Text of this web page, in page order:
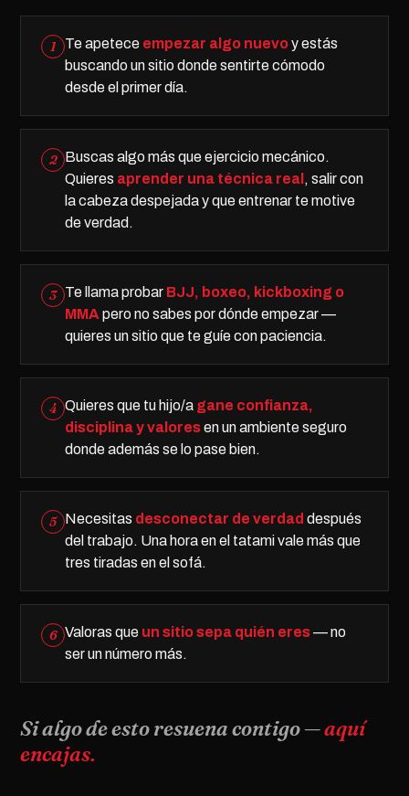
1 Te apetece empezar algo nuevoy estás
buscando un sitio donde sentirte cómodo
desde el primer día.
2 Buscas algo más que ejercicio mecánico.
Quieres aprender una técnica real , salir con
la cabeza despejada y que entrenar te motive
de verdad.
3 Te llama probar BJJ, boxeo, kickboxing o
MMA pero no sabes por dónde empezar —
quieres un sitio que te guíe con paciencia.
4 Quieres que tu hijo/a gane confianza,
disciplina y valoresen un ambiente seguro
donde además se lo pase bien.
5 Necesitas desconectar de verdad después
del trabajo. Una hora en el tatami vale más que
tres tiradas en el sofá.
6 Valoras que un sitio sepa quién eres— no
ser un número más.
Si algo de esto resuena contigo —aquí
encajas.